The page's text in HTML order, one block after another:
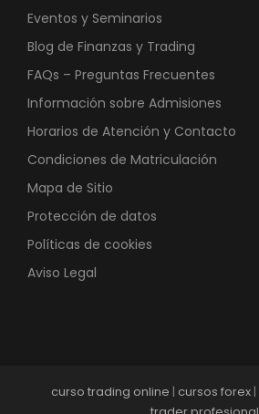
Eventos y Seminarios
Blog de Finanzas y Trading
FAQs – Preguntas Frecuentes
Información sobre Admisiones
Horarios de Atención y Contacto
Condiciones de Matriculación
Mapa de Sitio
Protección de datos
Políticas de cookies
Aviso Legal
curso trading online | cursos forex|